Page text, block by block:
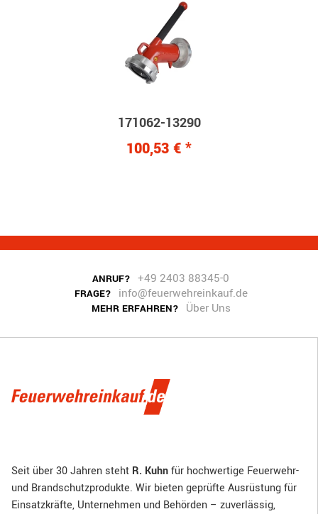
171062-13290
100,53 € *
ANRUF? +49 2403 88345-0
FRAGE? info@feuerwehreinkauf.de
MEHR ERFAHREN? Über Uns
Seit über 30 Jahren steht R. Kuhnfür hochwertige Feuerwehr-
und Brandschutzprodukte. Wir bieten geprüfte Ausrüstung für
Einsatzkräfte, Unternehmen und Behörden – zuverlässig,